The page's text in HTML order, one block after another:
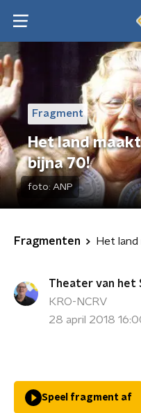
Fragment
Het land
bijna 70!
foto: ANP
Fragmenten
Theater van het
KRO-NCRV
28 april 2018
Speel fragment af